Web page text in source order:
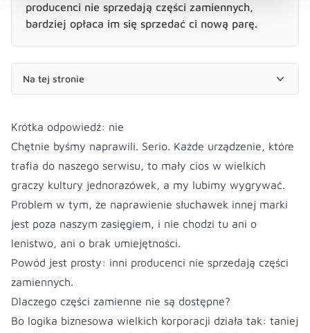
producenci nie sprzedają części zamiennych,
bardziej opłaca im się sprzedać ci nową parę.
Na tej stronie
Krótka odpowiedź: nie
Chętnie byśmy naprawili. Serio. Każde urządzenie, które
trafia do naszego serwisu, to mały cios w wielkich
graczy kultury jednorazówek, a my lubimy wygrywać.
Problem w tym, że naprawienie słuchawek innej marki
jest poza naszym zasięgiem, i nie chodzi tu ani o
lenistwo, ani o brak umiejętności.
Powód jest prosty: inni producenci nie sprzedają części
zamiennych.
Dlaczego części zamienne nie są dostępne?
Bo logika biznesowa wielkich korporacji działa tak: taniej